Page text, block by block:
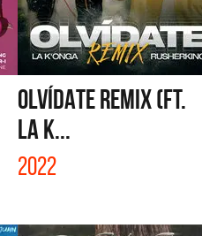
OLVÍDATE REMIX (FT.
LA K...
2022